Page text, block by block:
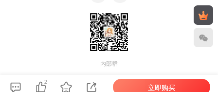
内部群
2
立即购买